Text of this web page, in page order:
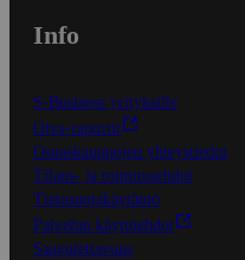
Info
S-Business yrityksille
Oiva-raportit
Osuuskauppojen yhteystiedot
Tilaus- ja toimitusehdot
Tietosuojakäytäntö
Palvelun käyttöehdot
Saavutettavuus